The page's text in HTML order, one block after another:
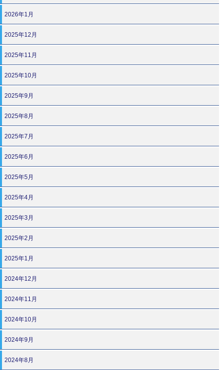
2026年1月
2025年12月
2025年11月
2025年10月
2025年9月
2025年8月
2025年7月
2025年6月
2025年5月
2025年4月
2025年3月
2025年2月
2025年1月
2024年12月
2024年11月
2024年10月
2024年9月
2024年8月